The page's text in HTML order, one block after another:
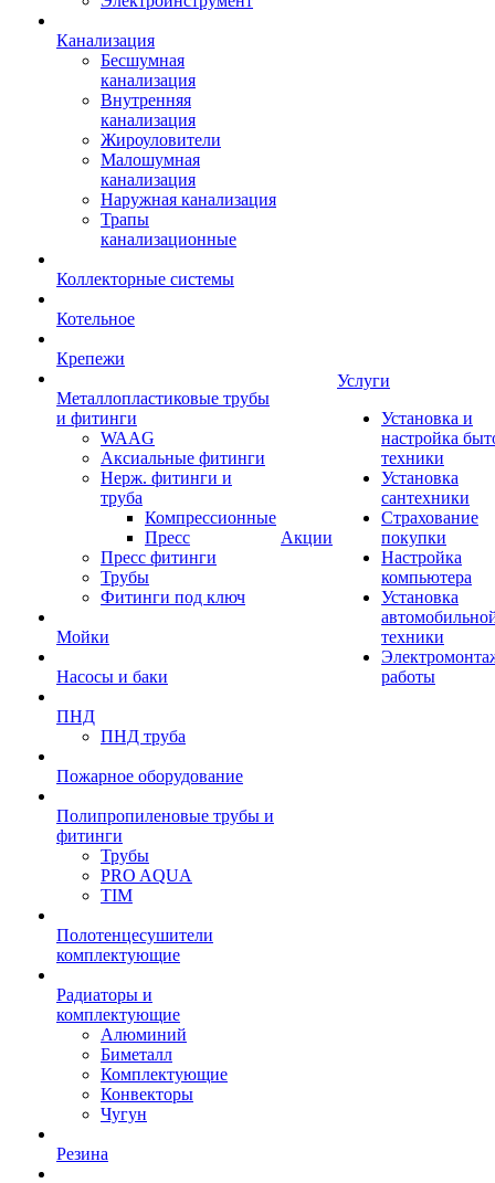
Канализация
Бесшумная
канализация
Внутренняя
канализация
Жироуловители
Малошумная
канализация
Наружная канализация
Трапы
канализационные
Коллекторные системы
Котельное
Крепежи
Металлопластиковые трубы
и фитинги
WAAG
Аксиальные фитинги
Нерж. фитинги и
труба
Компрессионные
Пресс
Пресс фитинги
Трубы
Фитинги под ключ
Мойки
Насосы и баки
ПНД
ПНД труба
Пожарное оборудование
Полипропиленовые трубы и
фитинги
Трубы
PRO AQUA
TIM
Полотенцесушители
комплектующие
Радиаторы и
комплектующие
Алюминий
Биметалл
Комплектующие
Конвекторы
Чугун
Резина
Акции
Услуги
Установка и
настройка
техники
Установка
сантехники
Страхование
покупки
Настройка
компьютера
Установка
техники
работы